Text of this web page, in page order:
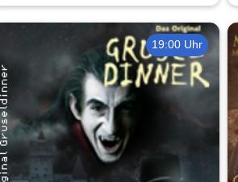
19:00 Uhr